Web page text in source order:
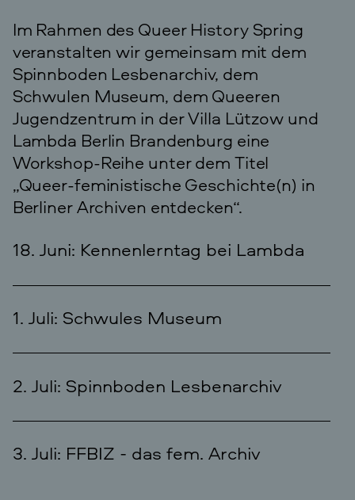
Im Rahmen des Queer History Spring
veranstalten wir gemeinsam mit dem
Spinnboden Lesbenarchiv, dem
Schwulen Museum, dem Queeren
Jugendzentrum in der Villa Lützow und
Lambda Berlin Brandenburg eine
Workshop-Reihe unter dem Titel
„Queer-feministische Geschichte(n) in
Berliner Archiven entdecken“.
18. Juni: Kennenlerntag bei Lambda
1. Juli: Schwules Museum
2. Juli: Spinnboden Lesbenarchiv
3. Juli: FFBIZ - das fem. Archiv